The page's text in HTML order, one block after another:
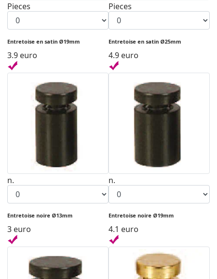
Pieces
Entretoise en satin Ø19mm
3.9 euro
Pieces
Entretoise en satin Ø25mm
4.9 euro
n.
Entretoise noire Ø13mm
3 euro
n.
Entretoise noire Ø19mm
4.1 euro